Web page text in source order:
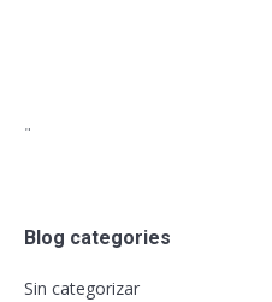
"
Blog categories
Sin categorizar